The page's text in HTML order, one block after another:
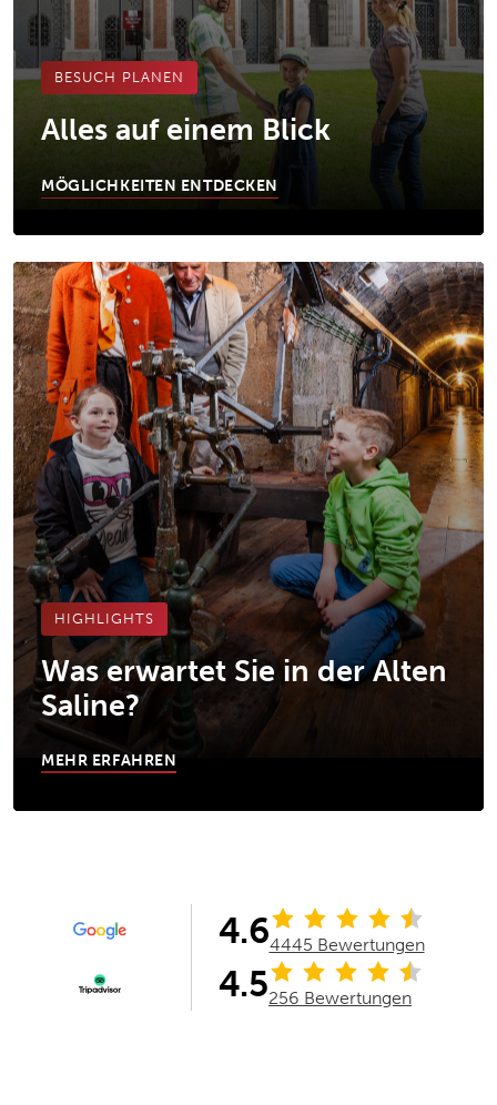
BESUCH PLANEN
Alles auf einem Blick
MÖGLICHKEITEN ENTDECKEN
HIGHLIGHTS
Was erwartet Sie in der Alten
Saline?
MEHR ERFAHREN
4.64445 Bewertungen
4.5256 Bewertungen